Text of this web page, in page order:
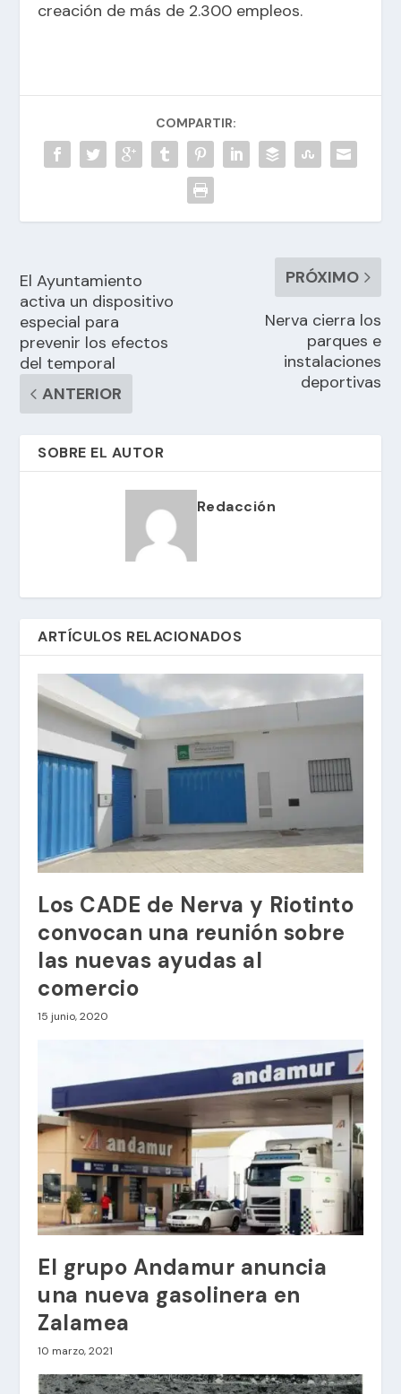
creación de más de 2.300 empleos.
COMPARTIR:
El Ayuntamiento
activa un dispositivo
especial para
prevenir los efectos
del temporal
ANTERIOR
PRÓXIMO
Nerva cierra los
parques e
instalaciones
deportivas
SOBRE EL AUTOR
Redacción
ARTÍCULOS RELACIONADOS
Los CADE de Nerva y Riotinto
convocan una reunión sobre
las nuevas ayudas al
comercio
15 junio, 2020
El grupo Andamur anuncia
una nueva gasolinera en
Zalamea
10 marzo, 2021